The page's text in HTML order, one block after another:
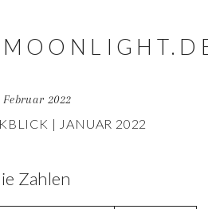
Februar 2022
| JANUAR 2022
Zahlen